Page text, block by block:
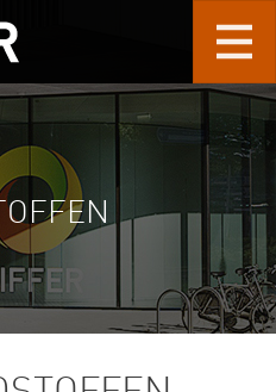
Skip to main content